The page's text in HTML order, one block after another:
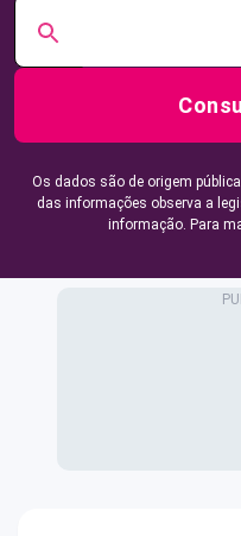
Os dados são de origem
das informações observa a
informação. Para